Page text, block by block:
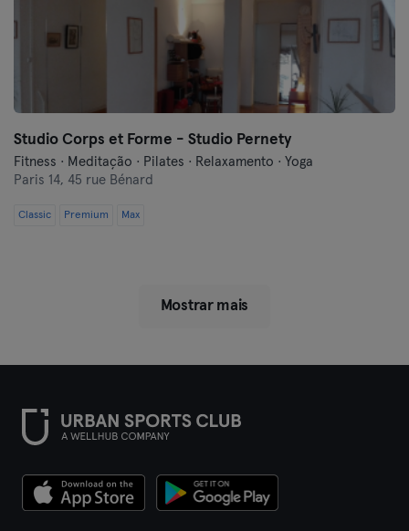
Studio Corps et Forme - Studio Pernety
Fitness · Meditação · Pilates · Relaxamento · Yoga
Paris 14, 45 rue Bénard
Classic Premium Max
Mostrar mais